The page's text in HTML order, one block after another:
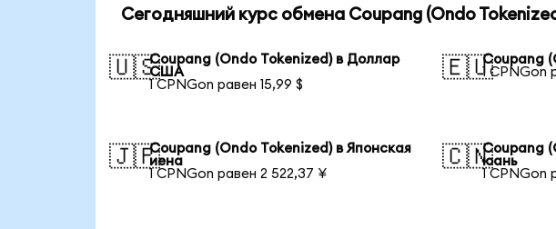
Сегодняшний курс обмена Coupang (Ondo
🇺🇸Coupang (Ondo Tokenized) в Доллар
США
1 CPNGon равен 15,99 $
🇪🇺Coupang
1 CPNGon
🇯🇵Coupang (Ondo Tokenized) в Японская
иена
1 CPNGon равен 2 522,37 ¥
🇨🇳Coupang
юань
1 CPNGon